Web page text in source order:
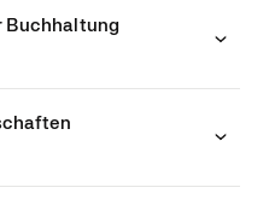
Buchhaltung